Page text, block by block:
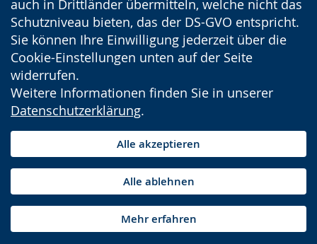
auch in Drittländer übermitteln, welche nicht das
Schutzniveau bieten, das der DS-GVO entspricht.
Sie können Ihre Einwilligung jederzeit über die
Cookie-Einstellungen unten auf der Seite
widerrufen.
Weitere Informationen finden Sie in unserer
Datenschutzerklärung.
Alle akzeptieren
Alle ablehnen
Mehr erfahren